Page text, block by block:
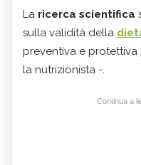
La ricerca scientifica
sulla validità della
preventiva e
la nutrizionista -.
Continua a